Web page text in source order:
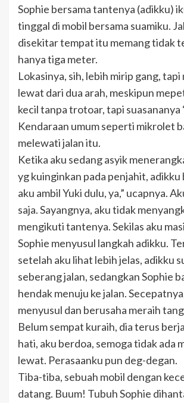
Sophie bersama tantenya (adikku)
tinggal di mobil bersama suamiku.
disekitar tempat itu memang tidak
hanya tiga meter.
Lokasinya, sih, lebih mirip gang, tapi
lewat dari dua arah, meskipun
kecil tanpa trotoar, tapi suasananya
Kendaraan umum seperti mikrolet
melewati jalan itu.
Ketika aku sedang asyik
yg kuinginkan pada penjahit, adikku
aku ambil Yuki dulu, ya,” ucapnya.
saja. Sayangnya, aku tidak
mengikuti tantenya. Sekilas aku
Sophie menyusul langkah adikku.
setelah aku lihat lebih jelas, adikku
seberang jalan, sedangkan Sophie
hendak menuju ke jalan.
menyusul dan berusaha meraih
Belum sempat kuraih, dia terus
hati, aku berdoa, semoga tidak ada
lewat. Perasaanku pun deg-degan.
Tiba-tiba, sebuah mobil dengan
datang. Buum! Tubuh Sophie